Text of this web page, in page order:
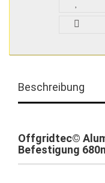
Beschreibung
Offgridtec©
Befestigung